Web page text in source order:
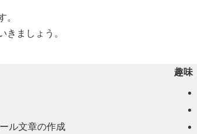
。
きましょう。
ル文章の作成
趣味